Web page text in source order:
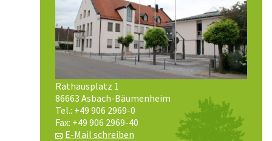
Rathausplatz 1
86663 Asbach-Bäumenheim
Tel.: +49 906 2969-0
Fax: +49 906 2969-40
E-Mail schreiben